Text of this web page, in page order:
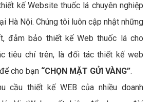
kế Website thuốc lá chuyên nghiệp
Hà Nội. Chúng tôi luôn cập nhật những
đảm bảo thiết kế Web thuốc lá cho
tiêu chí trên, là đối tác thiết kế web
cho bạn “CHỌN MẶT GỬI VÀNG”.
cầu thiết kế WEB của nhiều doanh